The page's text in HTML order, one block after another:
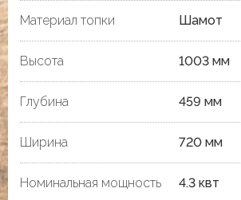
Материал топки Шамот
Высота 1003 мм
Глубина 459 мм
Ширина 720 мм
Номинальная мощность 4.3 квт